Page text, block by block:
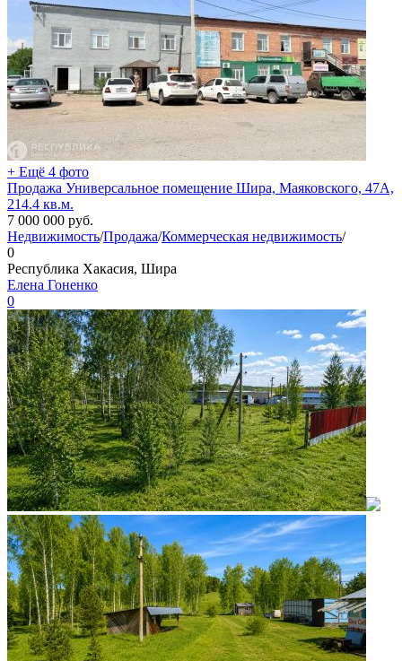
+ Ещё 4 фото
Продажа Универсальное помещение Шира, Маяковского, 47А,
214.4 кв.м.
7 000 000 руб.
Недвижимость/Продажа/Коммерческая недвижимость/
0
Республика Хакасия, Шира
Елена Гоненко
0